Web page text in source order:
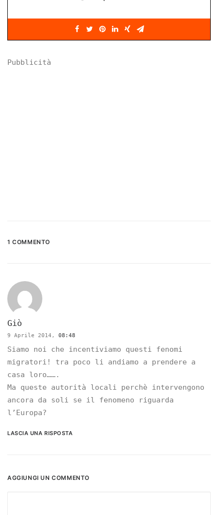
Pubblicità
1 COMMENTO
Giò
9 Aprile 2014, 08:48
Siamo noi che incentiviamo questi fenomi
migratori! tra poco li andiamo a prendere a
casa loro…….
Ma queste autorità locali perchè intervengono
ancora da soli se il fenomeno riguarda
l’Europa?
LASCIA UNA RISPOSTA
AGGIUNGI UN COMMENTO